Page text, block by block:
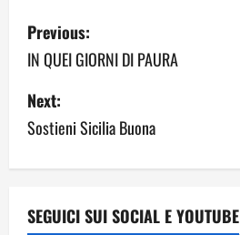
P
o
s
t
n
a
Previous:
IN QUEI GIORNI DI PAURA
Next:
Sostieni Sicilia Buona
SEGUICI SUI SOCIAL E YOUTUBE